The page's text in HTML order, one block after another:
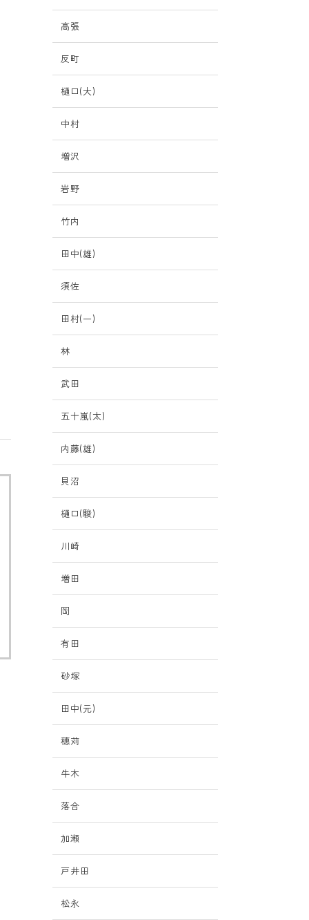
高張
反町
樋口(大)
中村
増沢
岩野
竹内
田中(雄)
須佐
田村(一)
林
武田
五十嵐(太)
内藤(雄)
貝沼
樋口(駿)
川崎
増田
岡
有田
砂塚
田中(元)
穗苅
牛木
落合
加瀬
戸井田
松永